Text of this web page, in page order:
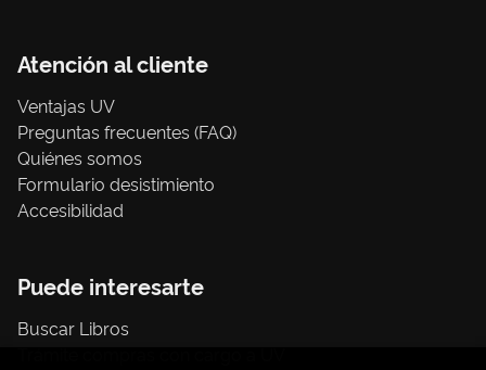
Atención al cliente
Ventajas UV
Preguntas frecuentes (FAQ)
Quiénes somos
Formulario desistimiento
Accesibilidad
Puede interesarte
Buscar Libros